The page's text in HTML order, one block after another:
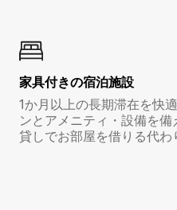
家具付き⁠の宿⁠泊⁠施⁠設
1か月以上の長期滞在を快
ンとアメニティ・設備を
貸しでお部屋を借りる代わ